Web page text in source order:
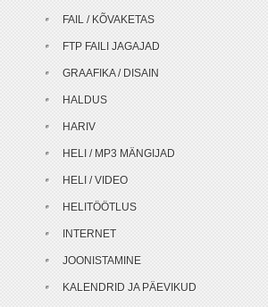
FAIL / KÕVAKETAS
FTP FAILI JAGAJAD
GRAAFIKA / DISAIN
HALDUS
HARIV
HELI / MP3 MÄNGIJAD
HELI / VIDEO
HELITÖÖTLUS
INTERNET
JOONISTAMINE
KALENDRID JA PÄEVIKUD